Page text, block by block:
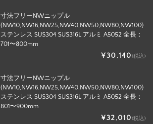
寸法フリーNWニップル
(NW10,NW16,NW25,NW40,NW50,NW80,NW100)
ステンレス SUS304 SUS316L アルミ A5052 全長：
701〜800mm
¥30,140(税込)
寸法フリーNWニップル
(NW10,NW16,NW25,NW40,NW50,NW80,NW100)
ステンレス SUS304 SUS316L アルミ A5052 全長：
801〜900mm
¥32,010(税込)